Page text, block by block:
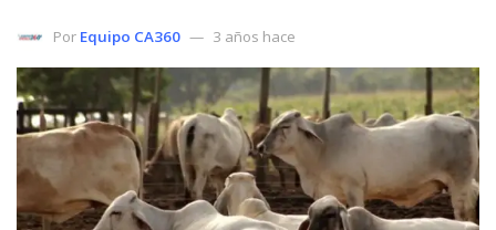
Por Equipo CA360 3 años hace